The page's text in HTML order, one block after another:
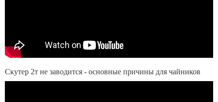
Скутер 2т не заводится - основные причины для чайников